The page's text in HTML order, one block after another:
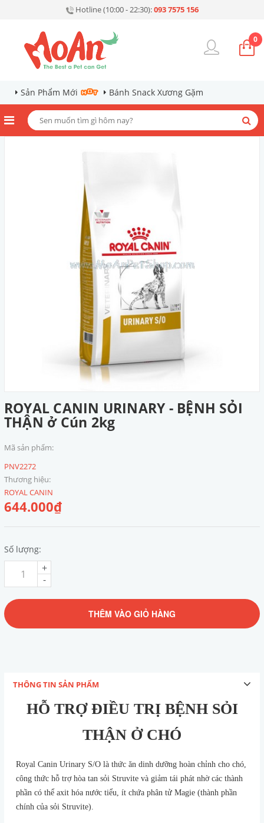
Hotline (10:00 - 22:30):093 7575 156
0
Sản Phẩm Mới Bánh Snack Xương Gặm
ROYAL CANIN URINARY - BỆNH SỎI
THẬN ở Cún 2kg
Mã sản phẩm:
PNV2272
Thương hiệu:
ROYAL CANIN
644.000₫
Số lượng:
-
+
THÊM VÀO GIỎ HÀNG
THÔNG TIN SẢN PHẨM
HỖ TRỢ ĐIỀU TRỊ BỆNH SỎI
THẬN Ở CHÓ
Royal Canin Urinary S/O là thức ăn dinh dưỡng hoàn chỉnh cho chó,
công thức hỗ trợ hòa tan sỏi Struvite và giảm tái phát nhờ các thành
phần có thể axit hóa nước tiểu, ít chứa phân tử Magie (thành phần
chính của sỏi Struvite).